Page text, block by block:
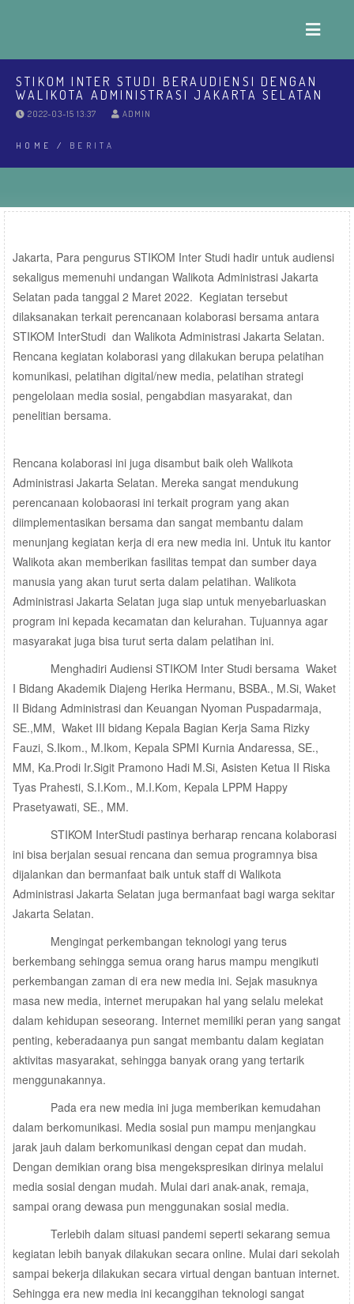
STIKOM INTER STUDI BERAUDIENSI DENGAN
WALIKOTA ADMINISTRASI JAKARTA SELATAN
2022-03-15 13:37 ADMIN
HOME / BERITA
Jakarta, Para pengurus STIKOM Inter Studi hadir untuk audiensi
sekaligus memenuhi undangan Walikota Administrasi Jakarta
Selatan pada tanggal 2 Maret 2022. Kegiatan tersebut
dilaksanakan terkait perencanaan kolaborasi bersama antara
STIKOM InterStudi dan Walikota Administrasi Jakarta Selatan.
Rencana kegiatan kolaborasi yang dilakukan berupa pelatihan
komunikasi, pelatihan digital/new media, pelatihan strategi
pengelolaan media sosial, pengabdian masyarakat, dan
penelitian bersama.
Rencana kolaborasi ini juga disambut baik oleh Walikota
Administrasi Jakarta Selatan. Mereka sangat mendukung
perencanaan kolobaorasi ini terkait program yang akan
diimplementasikan bersama dan sangat membantu dalam
menunjang kegiatan kerja di era new media ini. Untuk itu kantor
Walikota akan memberikan fasilitas tempat dan sumber daya
manusia yang akan turut serta dalam pelatihan. Walikota
Administrasi Jakarta Selatan juga siap untuk menyebarluaskan
program ini kepada kecamatan dan kelurahan. Tujuannya agar
masyarakat juga bisa turut serta dalam pelatihan ini.
Menghadiri Audiensi STIKOM Inter Studi bersama Waket
I Bidang Akademik Diajeng Herika Hermanu, BSBA., M.Si, Waket
II Bidang Administrasi dan Keuangan Nyoman Puspadarmaja,
SE.,MM, Waket III bidang Kepala Bagian Kerja Sama Rizky
Fauzi, S.Ikom., M.Ikom, Kepala SPMI Kurnia Andaressa, SE.,
MM, Ka.Prodi Ir.Sigit Pramono Hadi M.Si, Asisten Ketua II Riska
Tyas Prahesti, S.I.Kom., M.I.Kom, Kepala LPPM Happy
Prasetyawati, SE., MM.
STIKOM InterStudi pastinya berharap rencana kolaborasi
ini bisa berjalan sesuai rencana dan semua programnya bisa
dijalankan dan bermanfaat baik untuk staff di Walikota
Administrasi Jakarta Selatan juga bermanfaat bagi warga sekitar
Jakarta Selatan.
Mengingat perkembangan teknologi yang terus
berkembang sehingga semua orang harus mampu mengikuti
perkembangan zaman di era new media ini. Sejak masuknya
masa new media, internet merupakan hal yang selalu melekat
dalam kehidupan seseorang. Internet memiliki peran yang sangat
penting, keberadaanya pun sangat membantu dalam kegiatan
aktivitas masyarakat, sehingga banyak orang yang tertarik
menggunakannya.
Pada era new media ini juga memberikan kemudahan
dalam berkomunikasi. Media sosial pun mampu menjangkau
jarak jauh dalam berkomunikasi dengan cepat dan mudah.
Dengan demikian orang bisa mengekspresikan dirinya melalui
media sosial dengan mudah. Mulai dari anak-anak, remaja,
sampai orang dewasa pun menggunakan sosial media.
Terlebih dalam situasi pandemi seperti sekarang semua
kegiatan lebih banyak dilakukan secara online. Mulai dari sekolah
sampai bekerja dilakukan secara virtual dengan bantuan internet.
Sehingga era new media ini kecanggihan teknologi sangat